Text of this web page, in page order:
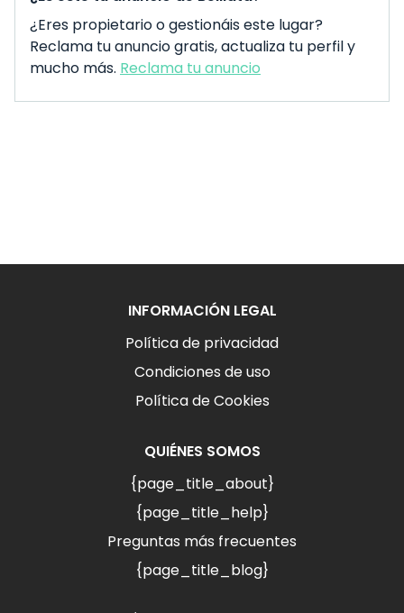
¿Eres propietario o gestionáis este lugar?
Reclama tu anuncio gratis, actualiza tu perfil y
mucho más. Reclama tu anuncio
INFORMACIÓN LEGAL
Política de privacidad
Condiciones de uso
Política de Cookies
QUIÉNES SOMOS
{page_title_about}
{page_title_help}
Preguntas más frecuentes
{page_title_blog}